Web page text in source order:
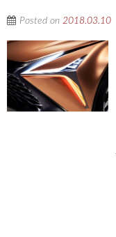
Posted on 2018.03.10